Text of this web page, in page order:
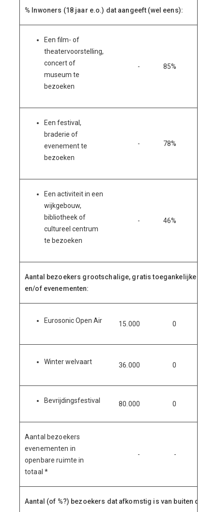
% Inwoners (18 jaar e.o.) dat aangeeft (wel eens):
Een film- of
theatervoorstelling,
concert of
museum te
bezoeken
- 85%
Een festival,
braderie of
evenement te
bezoeken
- 78%
Een activiteit in een
wijkgebouw,
bibliotheek of
cultureel centrum
te bezoeken
- 46%
Aantal bezoekers grootschalige, gratis toegankelijke
en/of evenementen:
Eurosonic Open Air 15.000 0
Winter welvaart 36.000 0
Bevrijdingsfestival 80.000 0
Aantal bezoekers
evenementen in
openbare ruimte in
totaal *
- -
Aantal (of %?) bezoekers dat afkomstig is van buiten de